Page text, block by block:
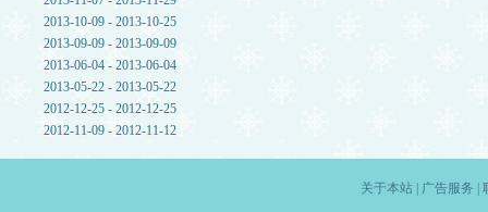
2013-10-09 - 2013-10-25
2013-09-09 - 2013-09-09
2013-06-04 - 2013-06-04
2013-05-22 - 2013-05-22
2012-12-25 - 2012-12-25
2012-11-09 - 2012-11-12
关于本站| 广告服务